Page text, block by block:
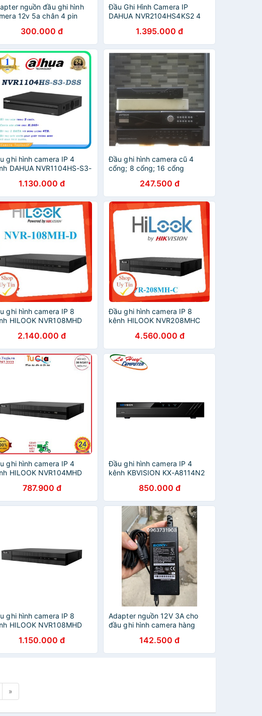
nguồn đầu ghi hình
12v 5a chân 4 pin
300.000 đ
Đầu Ghi Hình Camera IP
DAHUA NVR2104HS4KS2 4
1.395.000 đ
ghi hình camera IP 4
DAHUA NVR1104HS-S3-
1.130.000 đ
Đầu ghi hình camera cũ 4
cổng; 8 cổng; 16 cổng
247.500 đ
ghi hình camera IP 8
HILOOK NVR108MHD
2.140.000 đ
Đầu ghi hình camera IP 8
kênh HILOOK NVR208MHC
4.560.000 đ
ghi hình camera IP 4
HILOOK NVR104MHD
787.900 đ
Đầu ghi hình camera IP 4
kênh KBVISION KX-A8114N2
850.000 đ
ghi hình camera IP 8
HILOOK NVR108MHD
1.150.000 đ
Adapter nguồn 12V 3A cho
đầu ghi hình camera hàng
142.500 đ
»